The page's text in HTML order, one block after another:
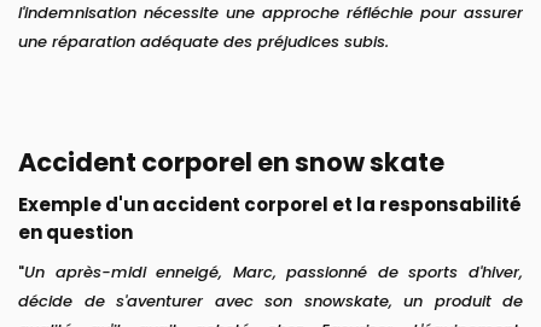
l'indemnisation nécessite une approche réfléchie pour assurer
une réparation adéquate des préjudices subis.
Accident corporel en snow skate
Exemple d'un accident corporel et la responsabilité
en question
"Un après-midi enneigé, Marc, passionné de sports d'hiver,
décide de s'aventurer avec son snowskate, un produit de